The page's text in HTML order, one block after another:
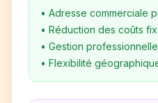
• Adresse commerciale
• Réduction des coûts
• Gestion
• Flexibilité